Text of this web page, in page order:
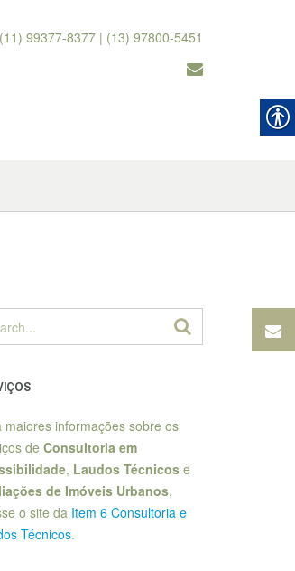
99377-8377 | (13) 97800-5451
maiores informações sobre os
de Consultoria em
, Laudos Técnicose
de Imóveis Urbanos,
o site da Item 6 Consultoria e
Técnicos.